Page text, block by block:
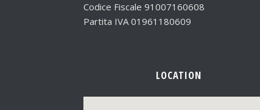
Codice Fiscale 91007160608
Partita IVA 01961180609
LOCATION